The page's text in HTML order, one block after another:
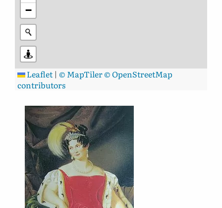
−
Leaflet | © MapTiler© OpenStreetMap
contributors